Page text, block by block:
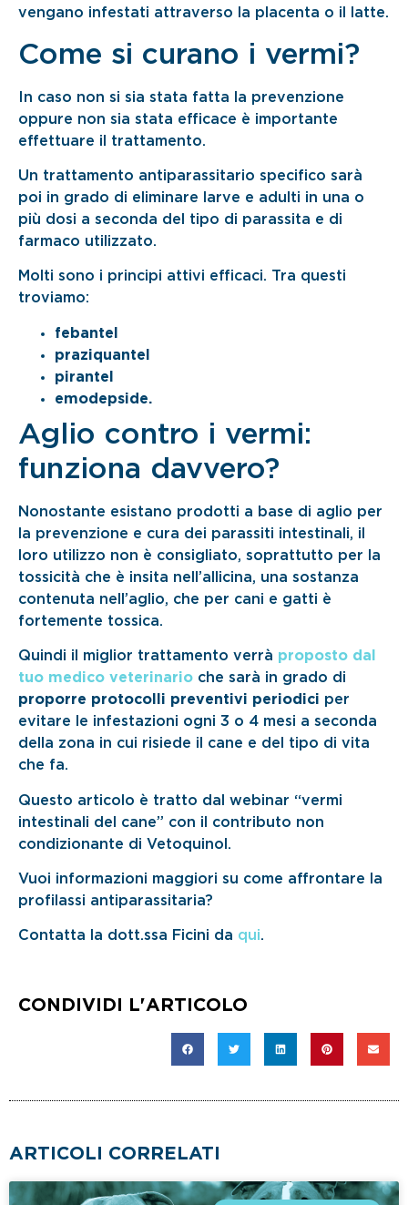
vengano infestati attraverso la placenta o il latte.
Come si curano i vermi?
In caso non si sia stata fatta la prevenzione
oppure non sia stata efficace è importante
effettuare il trattamento.
Un trattamento antiparassitario specifico sarà
poi in grado di eliminare larve e adulti in una o
più dosi a seconda del tipo di parassita e di
farmaco utilizzato.
Molti sono i principi attivi efficaci. Tra questi
troviamo:
febantel
praziquantel
pirantel
emodepside.
Aglio contro i vermi:
funziona davvero?
Nonostante esistano prodotti a base di aglio per
la prevenzione e cura dei parassiti intestinali, il
loro utilizzo non è consigliato, soprattutto per la
tossicità che è insita nell’allicina, una sostanza
contenuta nell’aglio, che per cani e gatti è
fortemente tossica.
Quindi il miglior trattamento verrà proposto dal
tuo medico veterinario che sarà in grado di
proporre protocolli preventivi periodici per
evitare le infestazioni ogni 3 o 4 mesi a seconda
della zona in cui risiede il cane e del tipo di vita
che fa.
Questo articolo è tratto dal webinar “vermi
intestinali del cane” con il contributo non
condizionante di Vetoquinol.
Vuoi informazioni maggiori su come affrontare la
profilassi antiparassitaria?
Contatta la dott.ssa Ficini da qui.
CONDIVIDI L'ARTICOLO
ARTICOLI CORRELATI